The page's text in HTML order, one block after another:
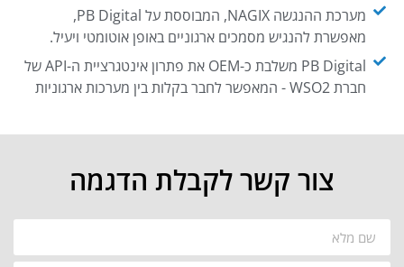
מערכת ההנגשה NAGIX, המבוססת על PB Digital,
מאפשרת להנגיש מסמכים ארגוניים באופן אוטומטי ויעיל.
PB Digital משלבת כ-OEM את פתרון אינטגרציית ה-API של
חברת WSO2 - המאפשר לחבר בקלות בין מערכות ארגוניות
צור קשר לקבלת הדגמה